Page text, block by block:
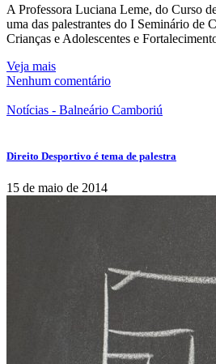
A Professora Luciana Leme, do Curso
uma das palestrantes do I Seminário de
Crianças e Adolescentes e
Veja mais
Nenhum comentário
Notícias - Balneário Camboriú
Direito Desportivo é tema de palestra
15 de maio de 2014